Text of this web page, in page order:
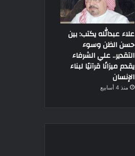
علاء عبدالله يكتب: بين
حسن الظن وسوء
التقدير.. علي الشرفاء
يقدم ميزانًا قرآنيًا لبناء
الإنسان
منذ 4 أسابيع